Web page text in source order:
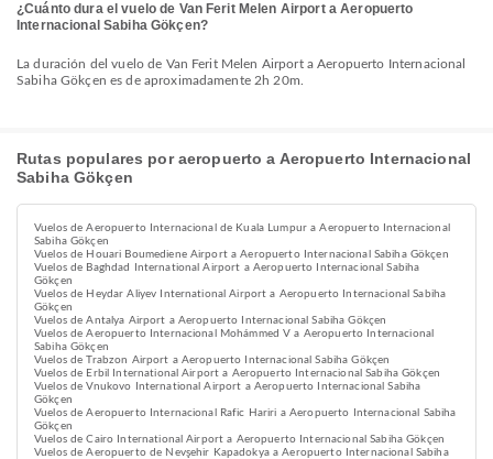
¿Cuánto dura el vuelo de Van Ferit Melen Airport a Aeropuerto
Internacional Sabiha Gökçen?
La duración del vuelo de Van Ferit Melen Airport a Aeropuerto Internacional
Sabiha Gökçen es de aproximadamente 2h 20m.
Rutas populares por aeropuerto a Aeropuerto Internacional
Sabiha Gökçen
Vuelos de Aeropuerto Internacional de Kuala Lumpur a Aeropuerto Internacional
Sabiha Gökçen
Vuelos de Houari Boumediene Airport a Aeropuerto Internacional Sabiha Gökçen
Vuelos de Baghdad International Airport a Aeropuerto Internacional Sabiha
Gökçen
Vuelos de Heydar Aliyev International Airport a Aeropuerto Internacional Sabiha
Gökçen
Vuelos de Antalya Airport a Aeropuerto Internacional Sabiha Gökçen
Vuelos de Aeropuerto Internacional Mohámmed V a Aeropuerto Internacional
Sabiha Gökçen
Vuelos de Trabzon Airport a Aeropuerto Internacional Sabiha Gökçen
Vuelos de Erbil International Airport a Aeropuerto Internacional Sabiha Gökçen
Vuelos de Vnukovo International Airport a Aeropuerto Internacional Sabiha
Gökçen
Vuelos de Aeropuerto Internacional Rafic Hariri a Aeropuerto Internacional Sabiha
Gökçen
Vuelos de Cairo International Airport a Aeropuerto Internacional Sabiha Gökçen
Vuelos de Aeropuerto de Nevşehir Kapadokya a Aeropuerto Internacional Sabiha